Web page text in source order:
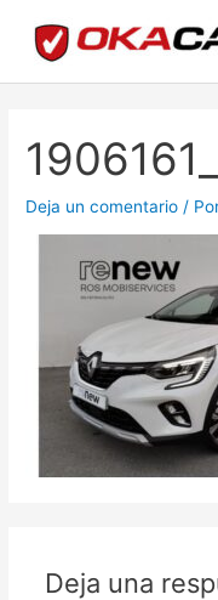
Deja un comentario /
Deja una